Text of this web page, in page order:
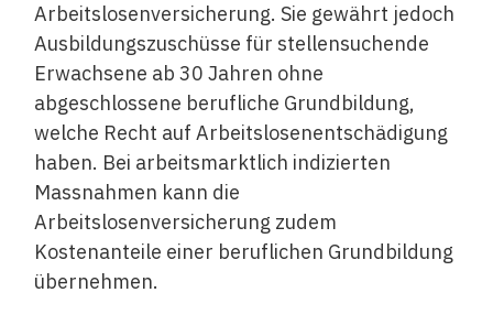
Arbeitslosenversicherung. Sie gewährt jedoch
Ausbildungszuschüsse für stellensuchende
Erwachsene ab 30 Jahren ohne
abgeschlossene berufliche Grundbildung,
welche Recht auf Arbeitslosenentschädigung
haben. Bei arbeitsmarktlich indizierten
Massnahmen kann die
Arbeitslosenversicherung zudem
Kostenanteile einer beruflichen Grundbildung
übernehmen.